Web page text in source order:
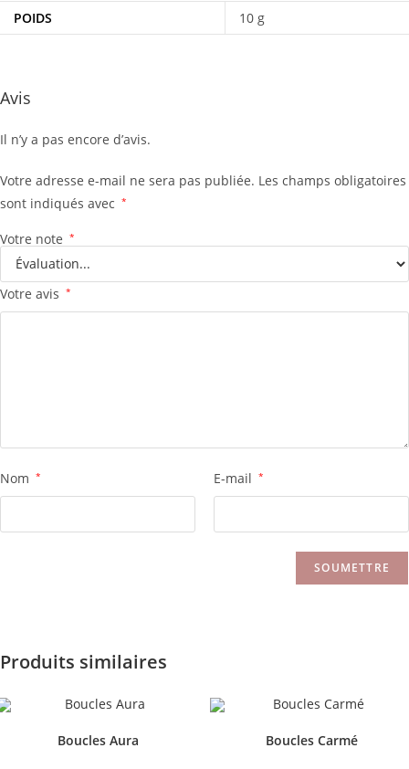
POIDS 10 g
Avis
Il n’y a pas encore d’avis.
Votre adresse e-mail ne sera pas publiée. Les champs obligatoires
sont indiqués avec *
Votre note *
Votre avis *
Nom * E-mail *
Produits similaires
Boucles Aura Boucles Carmé